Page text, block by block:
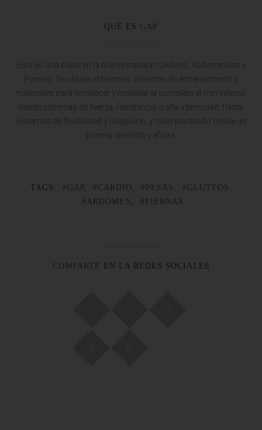
QUÉ ES GAP
Esta es una clase en la que se trabajan Glúteos, Abdominales y
Piernas. Se utilizan diferentes sistemas de entrenamiento y
materiales para fortalecer y moldear al completo el tren inferior,
desde sistemas de fuerza, resistencia o alta intensidad, hasta
sistemas de flexibilidad y relajación; y todo planteado desde un
prisma divertido y eficaz.
TAGS: #GAP, #CARDIO , #PESAS , #GLUTEOS ,
#ABDOMEN , #PIERNAS
COMPARTE EN LA REDES SOCIALES